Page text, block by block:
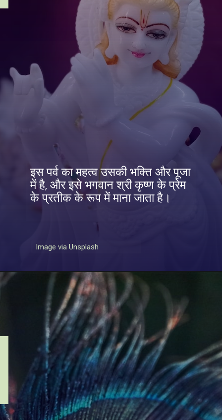
Image via Unsplash
इस पर्व का महत्व उसकी भक्ति और पूजा
में है, और इसे भगवान श्री कृष्ण के प्रेम
के प्रतीक के रूप में माना जाता है।